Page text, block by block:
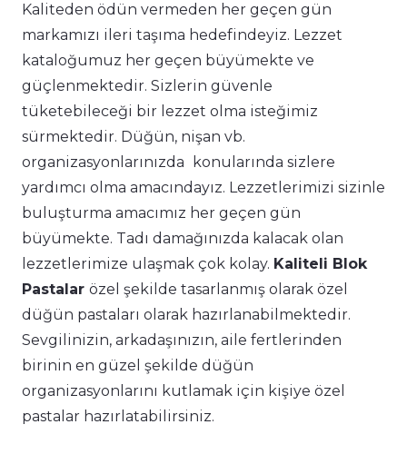
Kaliteden ödün vermeden her geçen gün
markamızı ileri taşıma hedefindeyiz. Lezzet
kataloğumuz her geçen büyümekte ve
güçlenmektedir. Sizlerin güvenle
tüketebileceği bir lezzet olma isteğimiz
sürmektedir. Düğün, nişan vb.
organizasyonlarınızda
konularında sizlere
yardımcı olma amacındayız. Lezzetlerimizi sizinle
buluşturma amacımız her geçen gün
büyümekte. Tadı damağınızda kalacak olan
lezzetlerimize ulaşmak çok kolay. Kaliteli Blok
Pastalar özel şekilde tasarlanmış olarak özel
düğün pastaları olarak hazırlanabilmektedir.
Sevgilinizin, arkadaşınızın, aile fertlerinden
birinin en güzel şekilde düğün
organizasyonlarını kutlamak için kişiye özel
pastalar hazırlatabilirsiniz.